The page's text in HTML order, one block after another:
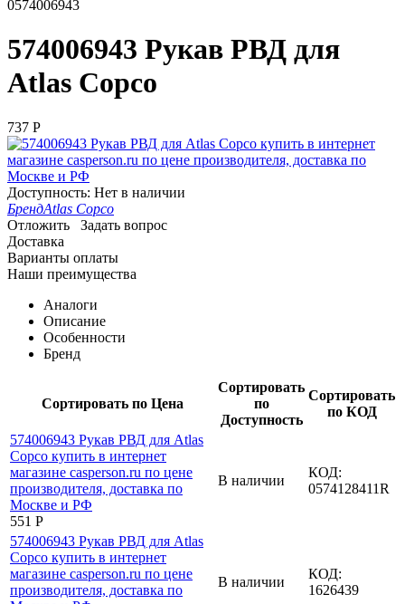
0574006943
574006943 Рукав РВД для
Atlas Copco
‍737‍ Р
Доступность: Нет в наличии
БрендAtlas Copco
Отложить
Задать вопрос
Доставка
Варианты оплаты
Наши преимущества
Аналоги
Описание
Особенности
Бренд
Сортировать по Цена
Сортировать
по
Доступность
Сортировать
по КОД
‍551‍ Р
В наличии
КОД:
0574128411R
В наличии
КОД:
1626439